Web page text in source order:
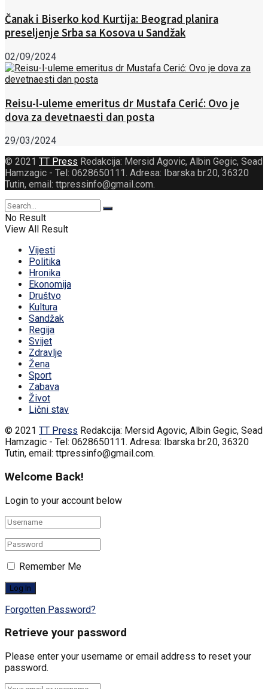
Čanak i Biserko kod Kurtija: Beograd planira
preseljenje Srba sa Kosova u Sandžak
02/09/2024
Reisu-l-uleme emeritus dr Mustafa Cerić: Ovo je
dova za devetnaesti dan posta
29/03/2024
© 2021 TT Press Redakcija: Mersid Agovic, Albin Gegic, Sead
Hamzagic - Tel: 0628650111. Adresa: Ibarska br.20, 36320
Tutin, email: ttpressinfo@gmail.com.
No Result
View All Result
Vijesti
Politika
Hronika
Ekonomija
Društvo
Kultura
Sandžak
Regija
Svijet
Zdravlje
Žena
Sport
Zabava
Život
Lični stav
© 2021 TT Press Redakcija: Mersid Agovic, Albin Gegic, Sead
Hamzagic - Tel: 0628650111. Adresa: Ibarska br.20, 36320
Tutin, email: ttpressinfo@gmail.com.
Welcome Back!
Login to your account below
Remember Me
Forgotten Password?
Retrieve your password
Please enter your username or email address to reset your
password.